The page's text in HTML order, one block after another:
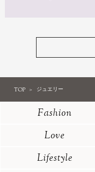
TOP ジュエリー
Fashion
Love
Lifestyle